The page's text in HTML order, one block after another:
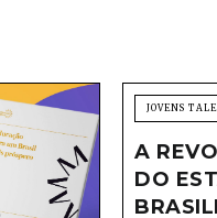
JOVENS
A
DO